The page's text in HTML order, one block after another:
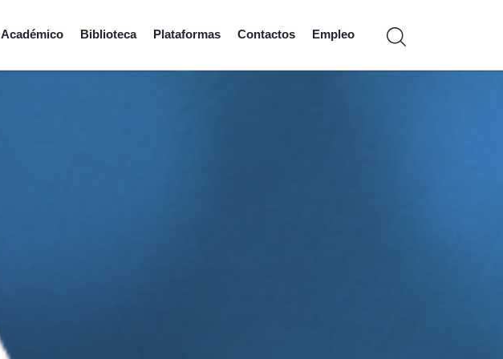
Académico Biblioteca Plataformas Contactos Empleo